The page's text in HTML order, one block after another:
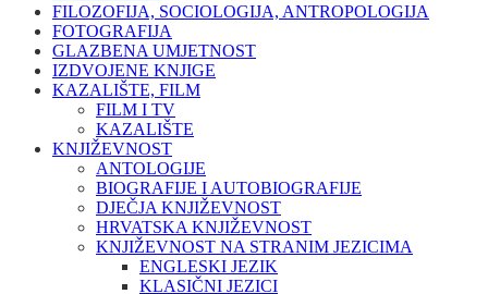
FILOZOFIJA, SOCIOLOGIJA, ANTROPOLOGIJA
FOTOGRAFIJA
GLAZBENA UMJETNOST
IZDVOJENE KNJIGE
KAZALIŠTE, FILM
FILM I TV
KAZALIŠTE
KNJIŽEVNOST
ANTOLOGIJE
BIOGRAFIJE I AUTOBIOGRAFIJE
DJEČJA KNJIŽEVNOST
HRVATSKA KNJIŽEVNOST
KNJIŽEVNOST NA STRANIM JEZICIMA
ENGLESKI JEZIK
KLASIČNI JEZICI